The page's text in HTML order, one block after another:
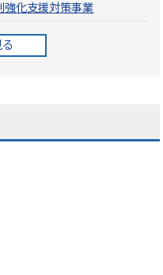
強化支援対策事業